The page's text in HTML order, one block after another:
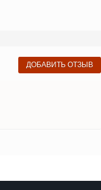
ДОБАВИТЬ ОТЗЫВ